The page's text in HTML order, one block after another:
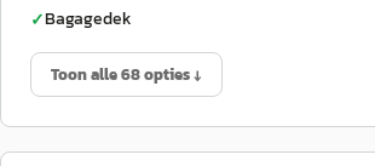
✓Bagagedek
Toon alle 68 opties ↓